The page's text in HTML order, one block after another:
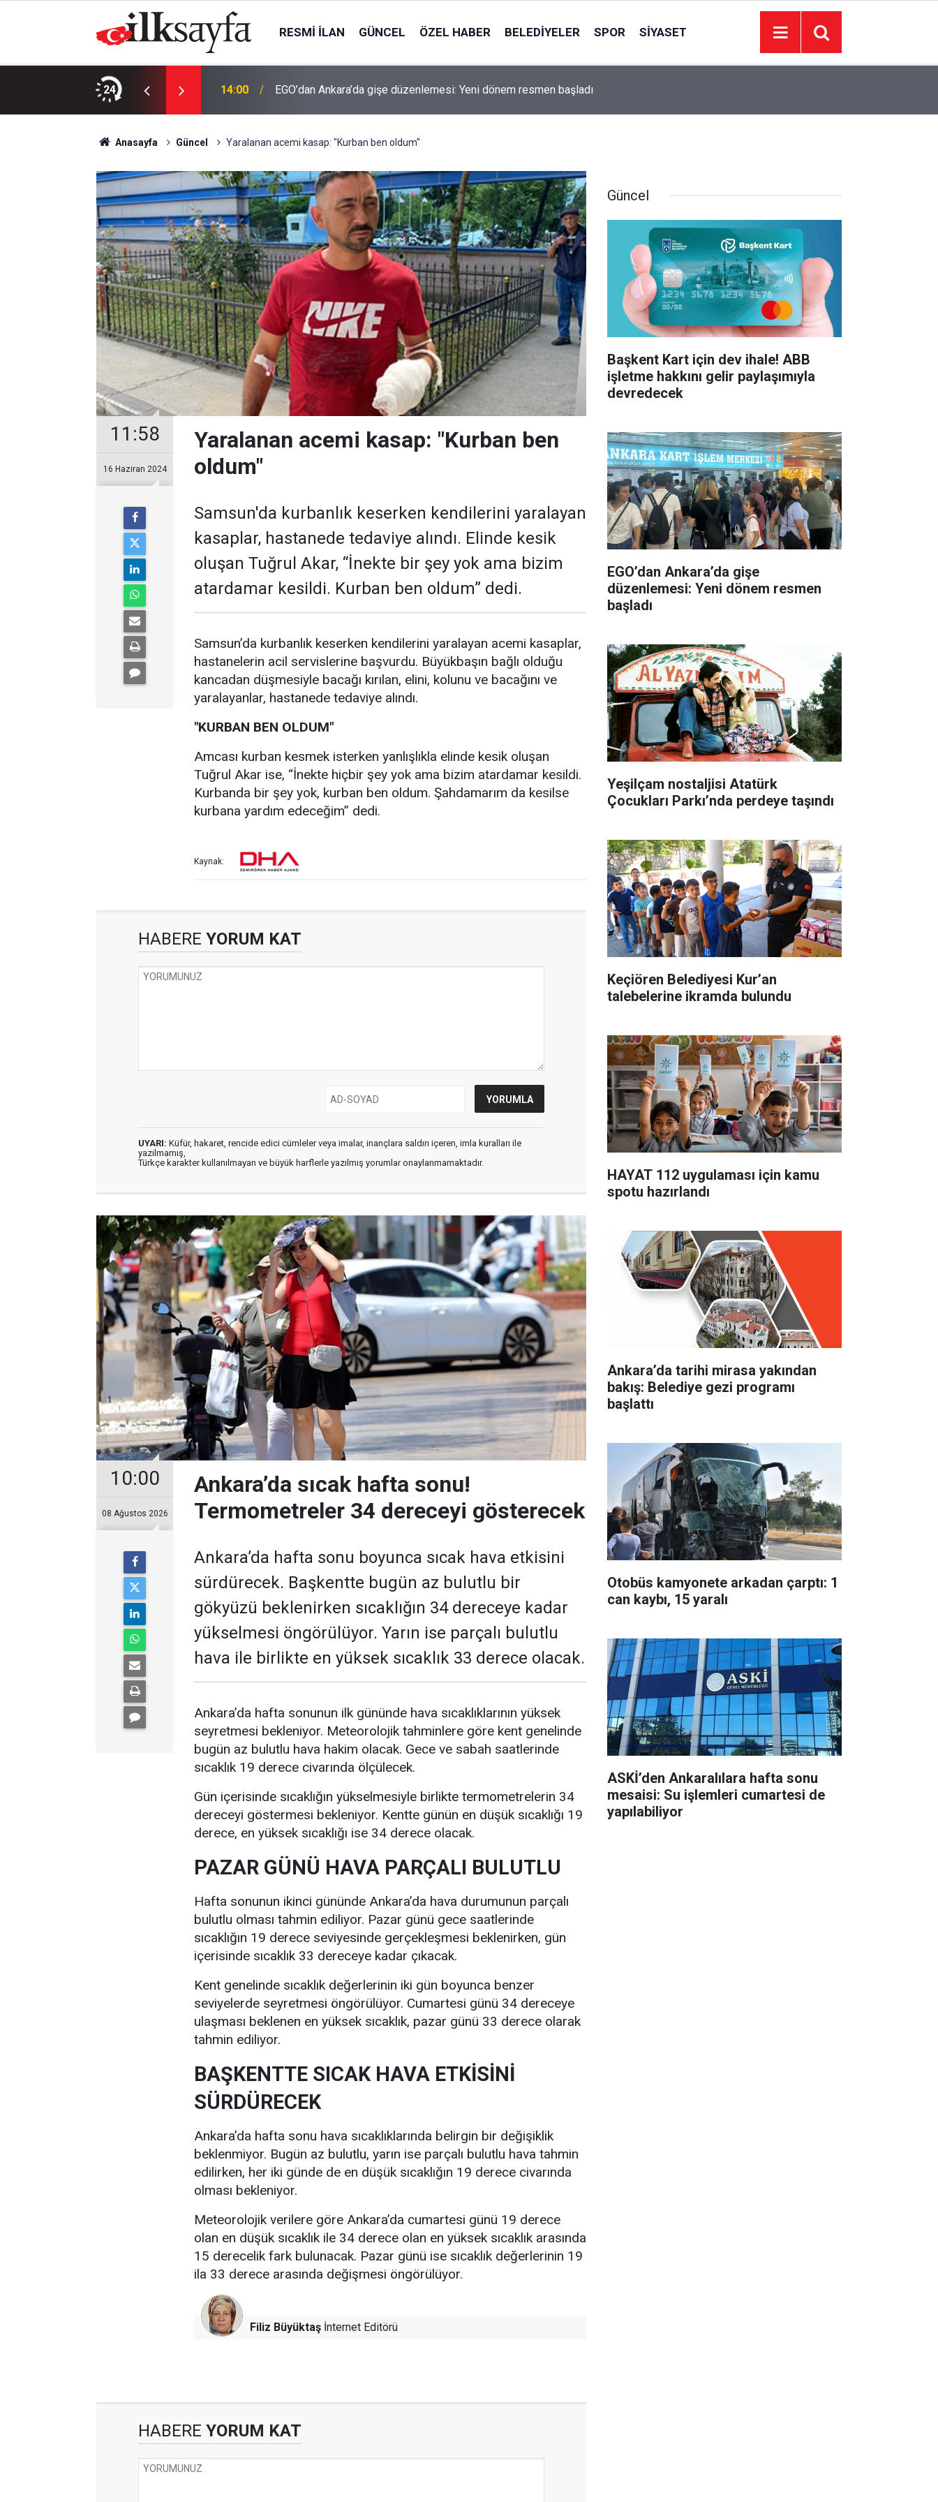
RESMI İLAN GÜNCEL ÖZEL HABER BELEDIYELER SPOR SIYASET
24
hakkını gelir paylaşımıyla
14:00 EGO’dan Ankara’da gişe düzenlemesi: Yeni dönem resmen başladı
Anasayfa Güncel Yaralanan acemi kasap: "Kurban ben oldum"
11:58
16 Haziran 2024
Yaralanan acemi kasap: "Kurban ben
oldum"
Samsun'da kurbanlık keserken kendilerini yaralayan
kasaplar, hastanede tedaviye alındı. Elinde kesik
oluşan Tuğrul Akar, “İnekte bir şey yok ama bizim
atardamar kesildi. Kurban ben oldum” dedi.
Samsun’da kurbanlık keserken kendilerini yaralayan acemi kasaplar,
hastanelerin acil servislerine başvurdu. Büyükbaşın bağlı olduğu
kancadan düşmesiyle bacağı kırılan, elini, kolunu ve bacağını ve
yaralayanlar, hastanede tedaviye alındı.
"KURBAN BEN OLDUM"
Amcası kurban kesmek isterken yanlışlıkla elinde kesik oluşan
Tuğrul Akar ise, “İnekte hiçbir şey yok ama bizim atardamar kesildi.
Kurbanda bir şey yok, kurban ben oldum. Şahdamarım da kesilse
kurbana yardım edeceğim” dedi.
Kaynak:
HABERE YORUM KAT
UYARI: Küfür, hakaret, rencide edici cümleler veya imalar, inançlara saldırı içeren, imla kuralları ile
yazılmamış,
Türkçe karakter kullanılmayan ve büyük harflerle yazılmış yorumlar onaylanmamaktadır.
10:00
08 Ağustos 2026
Ankara’da sıcak hafta sonu!
Termometreler 34 dereceyi gösterecek
Ankara’da hafta sonu boyunca sıcak hava etkisini
sürdürecek. Başkentte bugün az bulutlu bir
gökyüzü beklenirken sıcaklığın 34 dereceye kadar
yükselmesi öngörülüyor. Yarın ise parçalı bulutlu
hava ile birlikte en yüksek sıcaklık 33 derece olacak.
Ankara’da hafta sonunun ilk gününde hava sıcaklıklarının yüksek
seyretmesi bekleniyor. Meteorolojik tahminlere göre kent genelinde
bugün az bulutlu hava hakim olacak. Gece ve sabah saatlerinde
sıcaklık 19 derece civarında ölçülecek.
Gün içerisinde sıcaklığın yükselmesiyle birlikte termometrelerin 34
dereceyi göstermesi bekleniyor. Kentte günün en düşük sıcaklığı 19
derece, en yüksek sıcaklığı ise 34 derece olacak.
PAZAR GÜNÜ HAVA PARÇALI BULUTLU
Hafta sonunun ikinci gününde Ankara’da hava durumunun parçalı
bulutlu olması tahmin ediliyor. Pazar günü gece saatlerinde
sıcaklığın 19 derece seviyesinde gerçekleşmesi beklenirken, gün
içerisinde sıcaklık 33 dereceye kadar çıkacak.
Kent genelinde sıcaklık değerlerinin iki gün boyunca benzer
seviyelerde seyretmesi öngörülüyor. Cumartesi günü 34 dereceye
ulaşması beklenen en yüksek sıcaklık, pazar günü 33 derece olarak
tahmin ediliyor.
BAŞKENTTE SICAK HAVA ETKİSİNİ
SÜRDÜRECEK
Ankara’da hafta sonu hava sıcaklıklarında belirgin bir değişiklik
beklenmiyor. Bugün az bulutlu, yarın ise parçalı bulutlu hava tahmin
edilirken, her iki günde de en düşük sıcaklığın 19 derece civarında
olması bekleniyor.
Meteorolojik verilere göre Ankara’da cumartesi günü 19 derece
olan en düşük sıcaklık ile 34 derece olan en yüksek sıcaklık arasında
15 derecelik fark bulunacak. Pazar günü ise sıcaklık değerlerinin 19
ila 33 derece arasında değişmesi öngörülüyor.
Filiz Büyüktaş İnternet Editörü
HABERE YORUM KAT
Güncel
Başkent Kart için dev ihale! ABB
işletme hakkını gelir paylaşımıyla
devredecek
EGO’dan Ankara’da gişe
düzenlemesi: Yeni dönem resmen
başladı
Yeşilçam nostaljisi Atatürk
Çocukları Parkı’nda perdeye taşındı
Keçiören Belediyesi Kur’an
talebelerine ikramda bulundu
HAYAT 112 uygulaması için kamu
spotu hazırlandı
Ankara’da tarihi mirasa yakından
bakış: Belediye gezi programı
başlattı
Otobüs kamyonete arkadan çarptı: 1
can kaybı, 15 yaralı
ASKİ’den Ankaralılara hafta sonu
mesaisi: Su işlemleri cumartesi de
yapılabiliyor